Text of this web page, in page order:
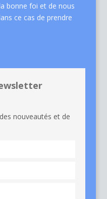
bonne foi et de nous
ce cas de prendre
nouveautés et de